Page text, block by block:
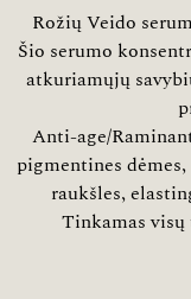
Rožių Veido
Šio serumo
atkuriamųjų
Anti-age/
pigmentines
raukšles,
Tinkamas